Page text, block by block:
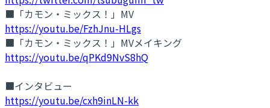
■「カモン・ミックス！」MV
https://youtu.be/FzhJnu-HLgs
■「カモン・ミックス！」MVメイキング
https://youtu.be/qPKd9NvS8hQ
■インタビュー
https://youtu.be/cxh9inLN-kk